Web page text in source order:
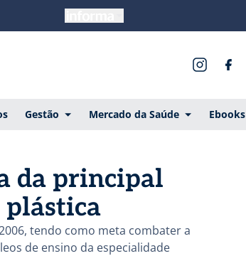
Gestão Mercado da Saúde Ebooks
da principal
tendo como meta combater a
de ensino da especialidade